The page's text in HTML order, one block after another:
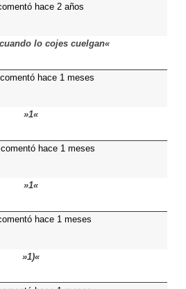
hace 2 años
lo cojes cuelgan«
hace 1 meses
»1«
hace 1 meses
»1«
hace 1 meses
»1)«